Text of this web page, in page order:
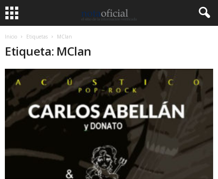
Inicio Etiquetas MClan
Etiqueta: MClan